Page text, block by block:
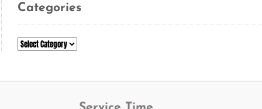
Categories
Categories